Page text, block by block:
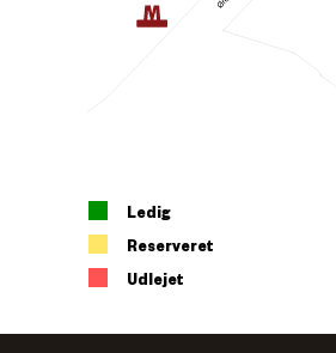
Ledig
Reserveret
Udlejet